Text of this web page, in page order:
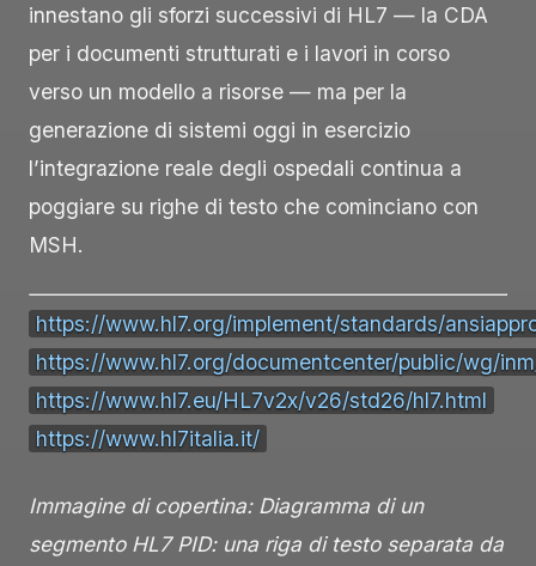
innestano gli sforzi successivi di HL7 — la CDA
per i documenti strutturati e i lavori in corso
verso un modello a risorse — ma per la
generazione di sistemi oggi in esercizio
l’integrazione reale degli ospedali continua a
poggiare su righe di testo che cominciano con
MSH.
https://www.hl7.org/implement/standards/
https://www.hl7.org/documentcenter/public/wg/
https://www.hl7.eu/HL7v2x/v26/std26/hl7.html
https://www.hl7italia.it/
Immagine di copertina: Diagramma di un
segmento HL7 PID: una riga di testo separata da